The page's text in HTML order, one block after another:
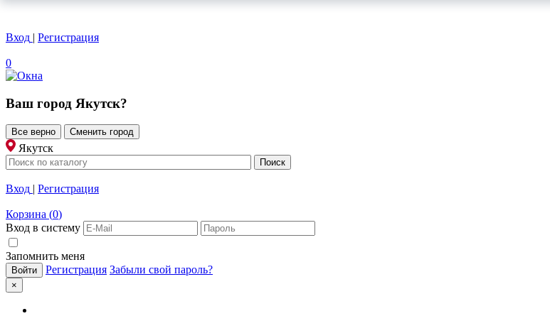
Вход | Регистрация
0
Ваш город Якутск?
Все верно Сменить город
Якутск
Вход | Регистрация
Корзина (0)
Вход в систему
Запомнить меня
Регистрация Забыли свой пароль?
×